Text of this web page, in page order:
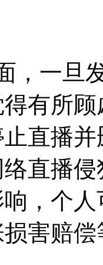
一旦发
有所
直播
直播
，个
害赔偿